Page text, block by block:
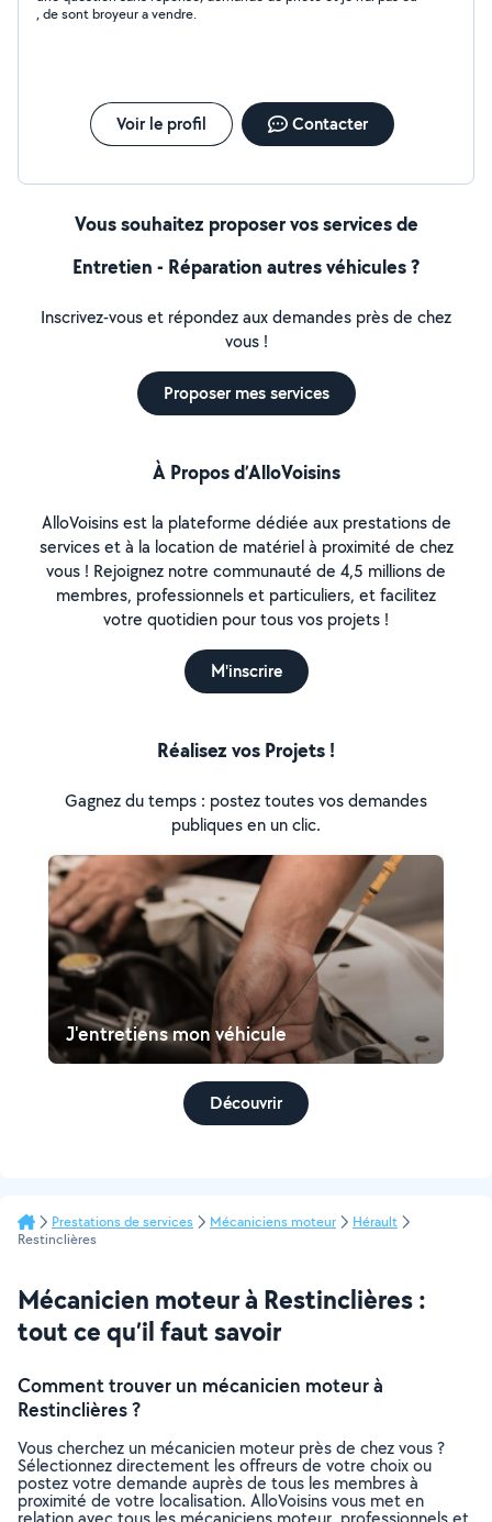
, de sont broyeur a vendre.
Voir le profil Contacter
Vous souhaitez proposer vos services de
Entretien - Réparation autres véhicules ?
Inscrivez-vous et répondez aux demandes près de chez
vous !
Proposer mes services
À Propos d’AlloVoisins
AlloVoisins est la plateforme dédiée aux prestations de
services et à la location de matériel à proximité de chez
vous ! Rejoignez notre communauté de 4,5 millions de
membres, professionnels et particuliers, et facilitez
votre quotidien pour tous vos projets !
M'inscrire
Réalisez vos Projets !
Gagnez du temps : postez toutes vos demandes
publiques en un clic.
J'entretiens mon véhicule
Découvrir
Prestations de services Mécaniciens moteur
Hérault
Restinclières
Mécanicien moteur à Restinclières :
tout ce qu’il faut savoir
Comment trouver un mécanicien moteur à
Restinclières ?
Vous cherchez un mécanicien moteur près de chez vous ?
Sélectionnez directement les offreurs de votre choix ou
postez votre demande auprès de tous les membres à
proximité de votre localisation. AlloVoisins vous met en